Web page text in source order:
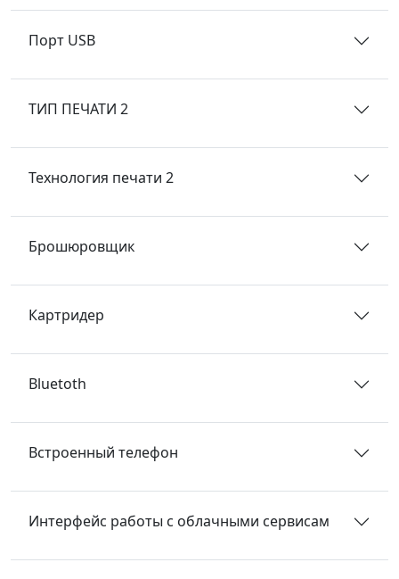
Порт USB
ТИП ПЕЧАТИ 2
Технология печати 2
Брошюровщик
Картридер
Bluetoth
Встроенный телефон
Интерфейс работы с облачными сервисам